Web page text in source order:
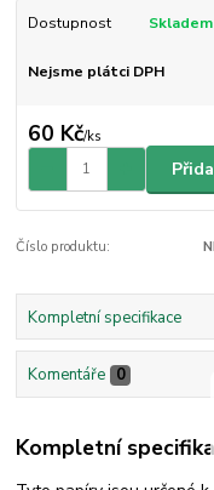
Dostupnost
Nejsme plátci DPH
60 Kč/ks
Číslo produktu:
Kompletní specifikace
Komentáře 0
Kompletní